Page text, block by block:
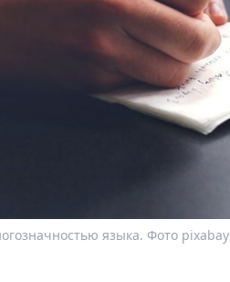
языка. Фото pixabay